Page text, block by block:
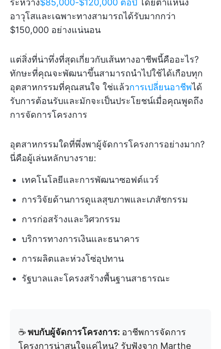
ระหว่าง$85,000-$120,000 ต่อปี โดยตำแหน่ง
อาวุโสและเฉพาะทางสามารถได้รับมากกว่า
$150,000 อย่างแน่นอน
แต่สิ่งที่น่าทึ่งที่สุดเกี่ยวกับเส้นทางอาชีพนี้คืออะไร?
ทักษะที่คุณจะพัฒนาขึ้นสามารถนำไปใช้ได้เกือบทุก
อุตสาหกรรมที่คุณสนใจ ใช่แล้วการเปลี่ยนอาชีพได้
รับการต้อนรับและมักจะเป็นประโยชน์เมื่อคุณพูดถึง
การจัดการโครงการ
อุตสาหกรรมใดที่พึ่งพาผู้จัดการโครงการอย่างมาก?
นี่คือผู้เล่นหลักบางราย:
เทคโนโลยีและการพัฒนาซอฟต์แวร์
การวิจัยด้านการดูแลสุขภาพและเภสัชกรรม
การก่อสร้างและวิศวกรรม
บริการทางการเงินและธนาคาร
การผลิตและห่วงโซ่อุปทาน
รัฐบาลและโครงสร้างพื้นฐานสาธารณะ
☕️พบกับผู้จัดการโครงการ: อาชีพการจัดการ
โครงการน่าสนใจแค่ไหน? รับฟังจาก Marthe